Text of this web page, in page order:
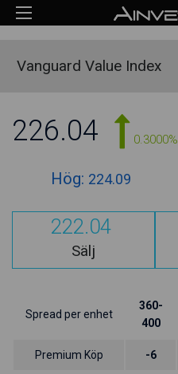
Vanguard Value Index
226.04 0.3000%
Hög: 224.09
222.04
Sälj
Spread per enhet
360-
400
Premium Köp -6